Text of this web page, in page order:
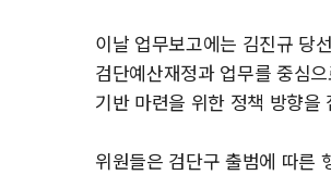
이날 업무보고에는 김진규 당
검단예산재정과 업무를 중심
기반 마련을 위한 정책 방향을
위원들은 검단구 출범에 따른